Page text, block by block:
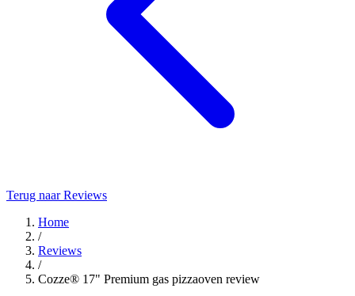
Terug naar Reviews
Home
/
Reviews
/
Cozze® 17" Premium gas pizzaoven review